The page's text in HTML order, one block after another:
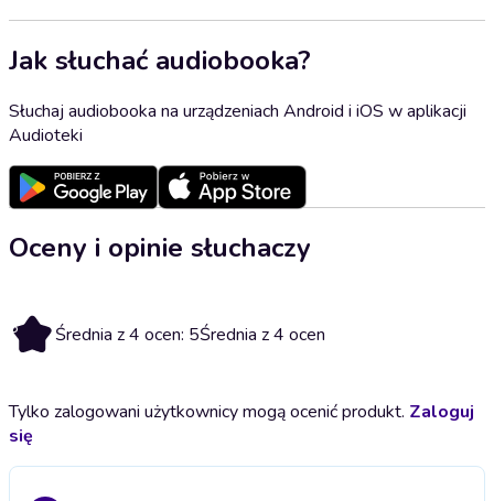
Jak słuchać audiobooka?
Słuchaj audiobooka na urządzeniach Android i iOS w aplikacji
Audioteki
Oceny i opinie słuchaczy
5 Średnia z 4 ocen: 5Średnia z 4 ocen
Tylko zalogowani użytkownicy mogą ocenić produkt. Zaloguj
się